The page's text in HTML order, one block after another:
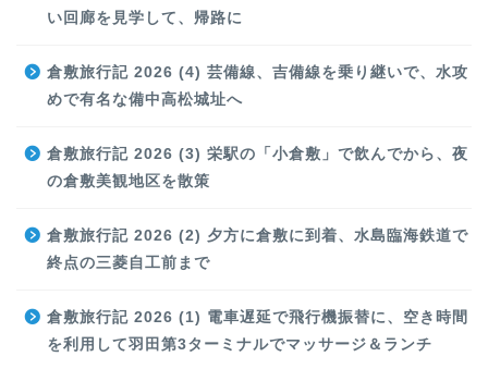
い回廊を見学して、帰路に
倉敷旅行記 2026 (4) 芸備線、吉備線を乗り継いで、水攻
めで有名な備中高松城址へ
倉敷旅行記 2026 (3) 栄駅の「小倉敷」で飲んでから、夜
の倉敷美観地区を散策
倉敷旅行記 2026 (2) 夕方に倉敷に到着、水島臨海鉄道で
終点の三菱自工前まで
倉敷旅行記 2026 (1) 電車遅延で飛行機振替に、空き時間
を利用して羽田第3ターミナルでマッサージ＆ランチ